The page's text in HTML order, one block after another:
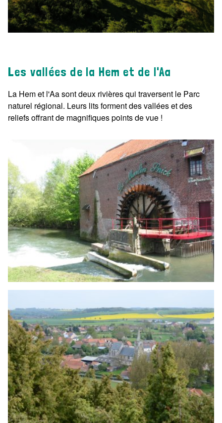
Les vallées de la Hem et de l'Aa
La Hem et l'Aa sont deux rivières qui traversent le Parc
naturel régional. Leurs lits forment des vallées et des
reliefs offrant de magnifiques points de vue !